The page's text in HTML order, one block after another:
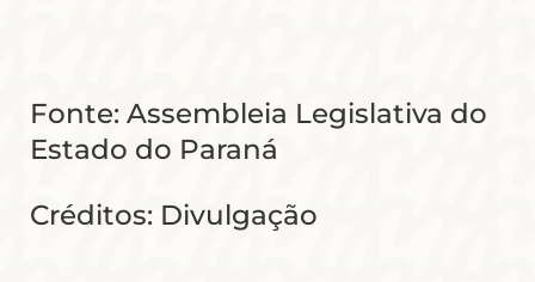
Fonte: Assembleia Legislativa do
Estado do Paraná
Créditos: Divulgação